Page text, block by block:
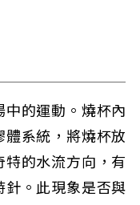
的運動。燒杯內
系統，將燒杯放
的水流方向，有
針。此現象是否與